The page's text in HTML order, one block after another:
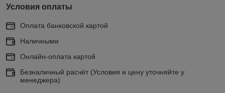
Условия оплаты
Оплата банковской картой
Наличными
Онлайн-оплата картой
Безналичный расчёт (Условия и цену уточняйте у
менеджера)